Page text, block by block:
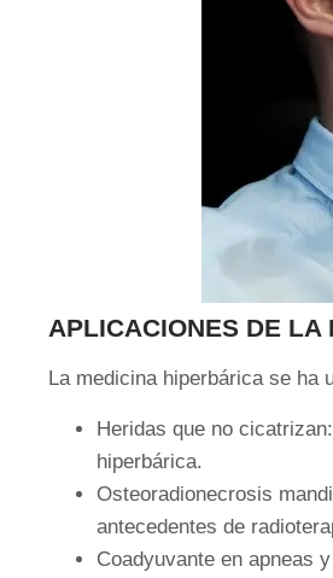
APLICACIONES DE LA
La medicina hiperbárica se ha
Heridas que no
hiperbárica.
Osteoradionecrosis
antecedentes de
Coadyuvante en apneas